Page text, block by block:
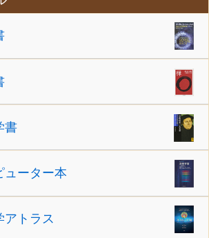
書
ューター本
アトラス